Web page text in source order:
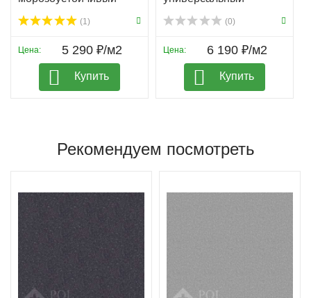
(1)
Цена: 5 290 ₽/м2
Купить
(0)
Цена: 6 190 ₽/м2
Купить
Рекомендуем посмотреть